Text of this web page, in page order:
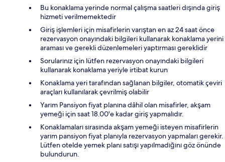
Bu konaklama yerinde normal çalışma saatleri dışında giriş
hizmeti verilmemektedir
Giriş işlemleri için misafirlerin varıştan en az 24 saat önce
rezervasyon onayındaki bilgileri kullanarak konaklama yerini
araması ve gerekli düzenlemeleri yaptırması gereklidir
Sorularınız için lütfen rezervasyon onayındaki bilgileri
kullanarak konaklama yeriyle irtibat kurun
Konaklama yeri tarafından sağlanan bilgiler, otomatik çeviri
araçları kullanılarak çevrilmiş olabilir
Yarım Pansiyon fiyat planına dâhil olan misafirler, akşam
yemeği için saat 18.00'e kadar giriş yapmalıdır.
Konaklamaları sırasında akşam yemeği isteyen misafirlerin
yarım pansiyon fiyat planıyla rezervasyon yapmaları gerekir.
Lütfen otelde yemek planı satışı yapılmadığını göz önünde
bulundurun.